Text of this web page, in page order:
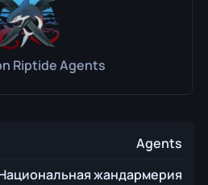
Riptide Agents
Agents
жандармерия